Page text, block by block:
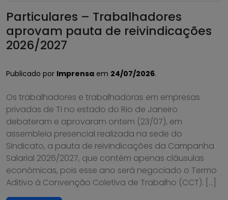
Particulares – Trabalhadores
aprovam pauta de reivindicações
2026/2027
Publicado por Imprensa em 24/07/2026.
Os trabalhadores e trabalhadoras em empresas
privadas de TI no estado do Rio de Janeiro
debateram e aprovaram ontem (23/07), em
assembleia presencial realizada na sede do
Sindicato, a pauta de reivindicações da Campanha
Salarial 2026/2027, que contém apenas cláusulas
econômicas, pois esse ano será negociado o Termo
Aditivo à Convenção Coletiva de Trabalho (CCT). […]